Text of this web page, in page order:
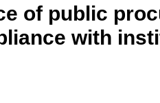
of public
with